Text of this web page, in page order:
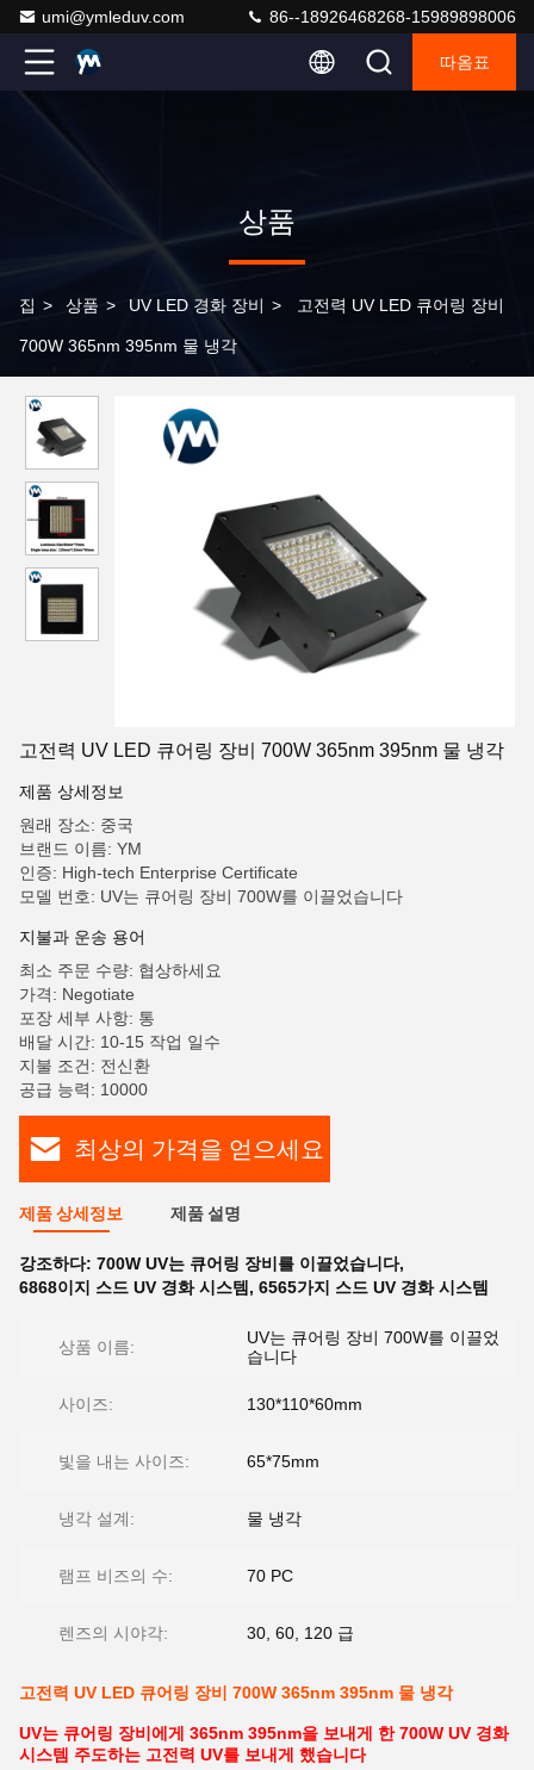
umi@ymleduv.com 86--18926468268-15989898006
따옴표
상품
집 > 상품 > UV LED 경화 장비 > 고전력 UV LED 큐어링 장비
700W 365nm 395nm 물 냉각
고전력 UV LED 큐어링 장비 700W 365nm 395nm 물 냉각
제품 상세정보
원래 장소: 중국
브랜드 이름: YM
인증: High-tech Enterprise Certificate
모델 번호: UV는 큐어링 장비 700W를 이끌었습니다
지불과 운송 용어
최소 주문 수량: 협상하세요
가격: Negotiate
포장 세부 사항: 통
배달 시간: 10-15 작업 일수
지불 조건: 전신환
공급 능력: 10000
최상의 가격을 얻으세요
제품 상세정보 제품 설명
강조하다: 700W UV는 큐어링 장비를 이끌었습니다,
6868이지 스드 UV 경화 시스템 , 6565가지 스드 UV 경화 시스템
상품 이름:
UV는 큐어링 장비 700W를 이끌었
습니다
사이즈: 130*110*60mm
빛을 내는 사이즈: 65*75mm
냉각 설계: 물 냉각
램프 비즈의 수: 70 PC
렌즈의 시야각: 30, 60, 120 급
고전력 UV LED 큐어링 장비 700W 365nm 395nm 물 냉각
UV는 큐어링 장비에게 365nm 395nm을 보내게 한 700W UV 경화
시스템 주도하는 고전력 UV를 보내게 했습니다